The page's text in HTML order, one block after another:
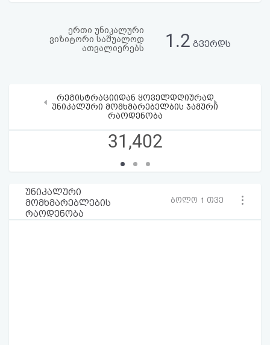
ერთი უნიკალური
ვიზიტორი საშუალოდ
ათვალიერებს
1.2 გვერდს
რეგისტრაციიდან ყოველდღიურად
უნიკალური მომხმარებელბის ჯამური
რაოდენობა
31,402
‹ ›
უნიკალური
მომხმარებლების
რაოდენობა
ბოლო 1 თვე